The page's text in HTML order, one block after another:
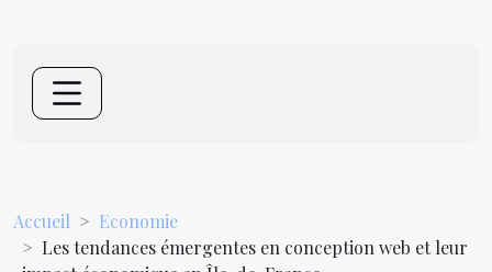
Accueil
Economie
Les tendances émergentes en conception web et leur